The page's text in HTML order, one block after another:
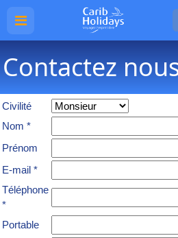
Contactez
Civilité
Nom *
Prénom
E-mail *
Téléphone
*
Portable